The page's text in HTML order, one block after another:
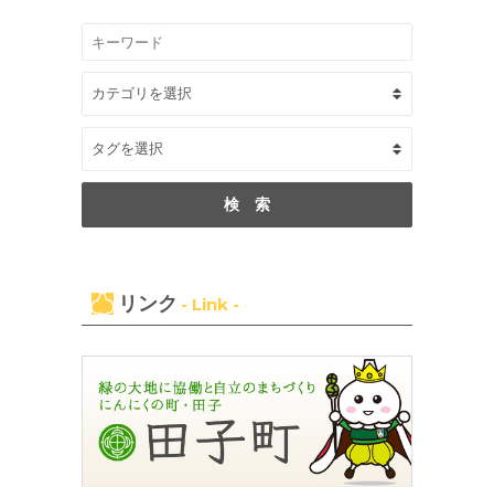
リンク - Link -